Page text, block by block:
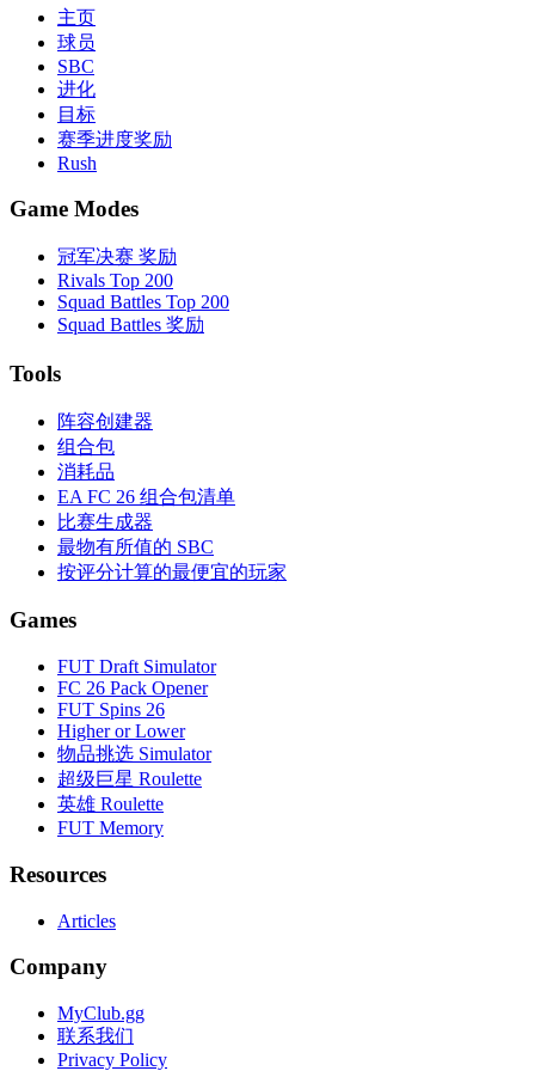
主页
球员
SBC
进化
目标
赛季进度奖励
Rush
Game Modes
冠军决赛 奖励
Rivals Top 200
Squad Battles Top 200
Squad Battles 奖励
Tools
阵容创建器
组合包
消耗品
EA FC 26 组合包清单
比赛生成器
最物有所值的 SBC
按评分计算的最便宜的玩家
Games
FUT Draft Simulator
FC 26 Pack Opener
FUT Spins 26
Higher or Lower
物品挑选 Simulator
超级巨星 Roulette
英雄 Roulette
FUT Memory
Resources
Articles
Company
MyClub.gg
联系我们
Privacy Policy